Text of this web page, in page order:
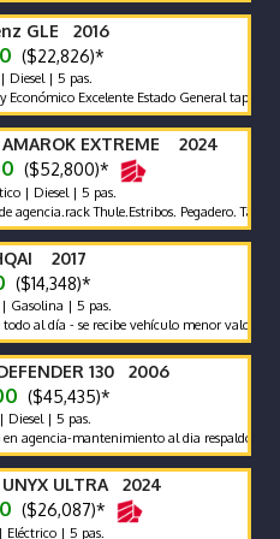
GLE 2016
($22,826)*
| 5 pas.
Excelente Estado General tapicería
EXTREME 2024
($52,800)*
| Diesel | 5 pas.
Thule.Estribos. Pegadero. Tapa
2017
($14,348)*
| 5 pas.
al día - se recibe vehículo menor valor
130 2006
($45,435)*
| 5 pas.
mantenimiento al dia respaldo -pocos
ULTRA 2024
($26,087)*
| 5 pas.